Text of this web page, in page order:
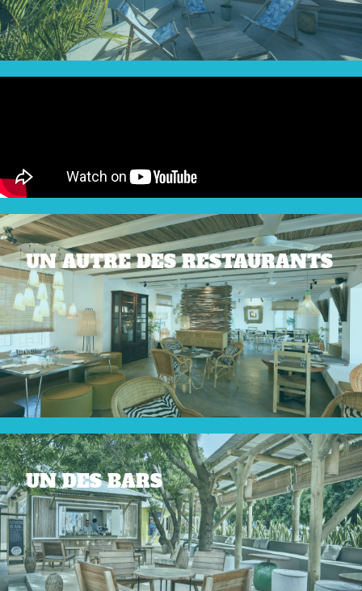
UN AUTRE DES RESTAURANTS
UN DES BARS